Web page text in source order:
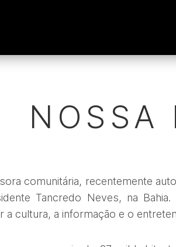
NOSSA
comunitária, recentemente
Tancredo Neves, na
a cultura, a informação e o